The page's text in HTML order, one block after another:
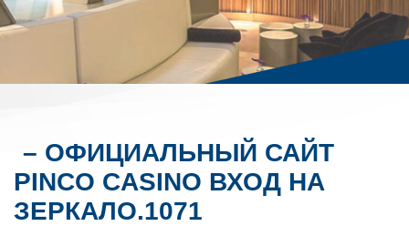
– ОФИЦИАЛЬНЫЙ САЙТ
PINCO CASINO ВХОД НА
ЗЕРКАЛО.1071